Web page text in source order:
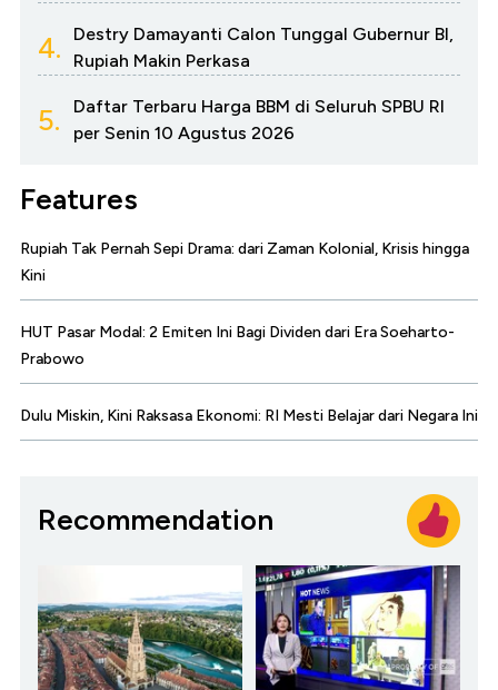
4.
Destry Damayanti Calon Tunggal Gubernur BI,
Rupiah Makin Perkasa
5.
Daftar Terbaru Harga BBM di Seluruh SPBU RI
per Senin 10 Agustus 2026
Features
Rupiah Tak Pernah Sepi Drama: dari Zaman Kolonial, Krisis hingga
Kini
HUT Pasar Modal: 2 Emiten Ini Bagi Dividen dari Era Soeharto-
Prabowo
Dulu Miskin, Kini Raksasa Ekonomi: RI Mesti Belajar dari Negara Ini
Recommendation